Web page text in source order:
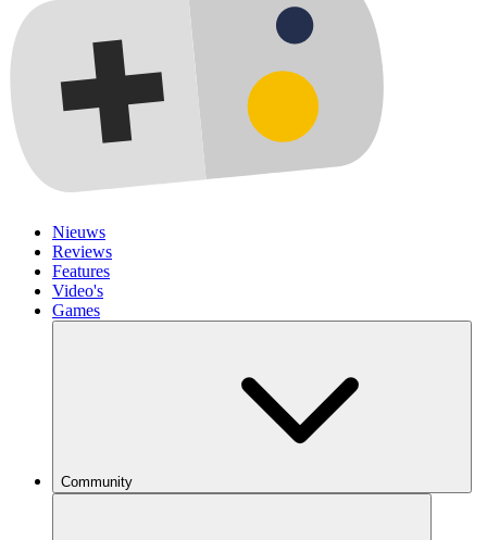
Nieuws
Reviews
Features
Video's
Games
Community